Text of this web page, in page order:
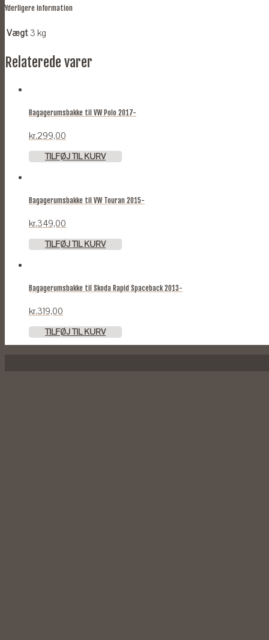
Yderligere information
Vægt 3 kg
Relaterede varer
Bagagerumsbakke til VW Polo 2017-
kr.299,00
TILFØJ TIL KURV
Bagagerumsbakke til VW Touran 2015-
kr.349,00
TILFØJ TIL KURV
Bagagerumsbakke til Skoda Rapid Spaceback 2013-
kr.319,00
TILFØJ TIL KURV